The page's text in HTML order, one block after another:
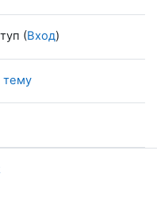
(Вход)
тему